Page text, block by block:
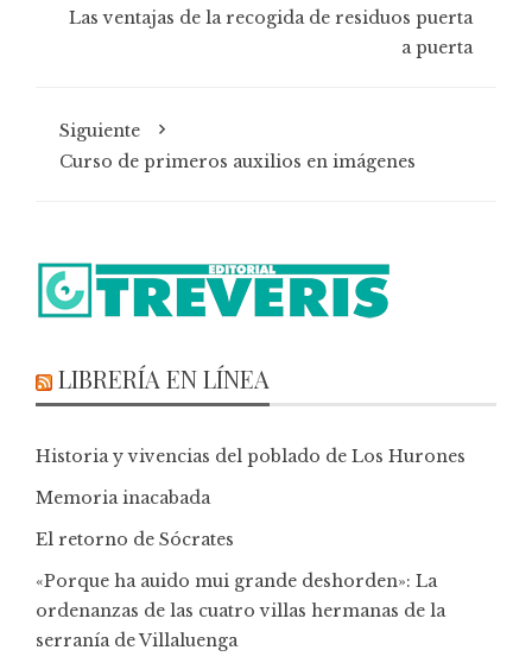
Las ventajas de la recogida de residuos puerta
a puerta
Siguiente
Curso de primeros auxilios en imágenes
LIBRERÍA EN LÍNEA
Historia y vivencias del poblado de Los Hurones
Memoria inacabada
El retorno de Sócrates
«Porque ha auido mui grande deshorden»: La
ordenanzas de las cuatro villas hermanas de la
serranía de Villaluenga